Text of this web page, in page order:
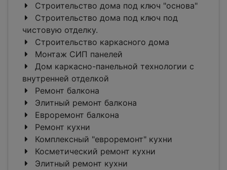
Строительство дома под ключ "основа"
Строительство дома под ключ под
чистовую отделку.
Строительство каркасного дома
Монтаж СИП панелей
Дом каркасно-панельной технологии с
внутренней отделкой
Ремонт балкона
Элитный ремонт балкона
Евроремонт балкона
Ремонт кухни
Комплексный "евроремонт" кухни
Косметический ремонт кухни
Элитный ремонт кухни